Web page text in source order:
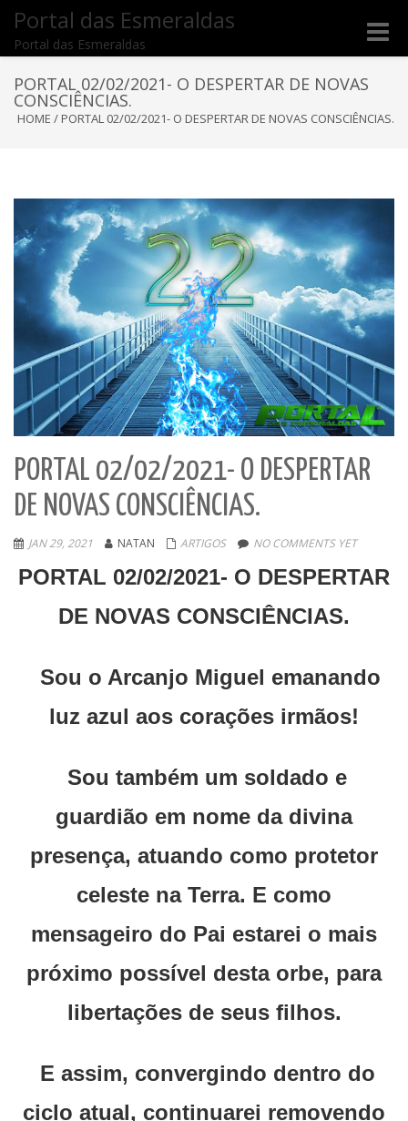
Portal das Esmeraldas
Portal das Esmeraldas
Toggle
PORTAL 02/02/2021- O DESPERTAR DE NOVAS
CONSCIÊNCIAS.
HOME / PORTAL 02/02/2021- O DESPERTAR DE NOVAS CONSCIÊNCIAS.
PORTAL 02/02/2021- O DESPERTAR
DE NOVAS CONSCIÊNCIAS.
JAN 29, 2021 NATAN ARTIGOS NO COMMENTS YET
PORTAL 02/02/2021- O DESPERTAR
DE NOVAS CONSCIÊNCIAS.
Sou o Arcanjo Miguel emanando
luz azul aos corações irmãos!
Sou também um soldado e
guardião em nome da divina
presença, atuando como protetor
celeste na Terra. E como
mensageiro do Pai estarei o mais
próximo possível desta orbe, para
libertações de seus filhos.
E assim, convergindo dentro do
ciclo atual, continuarei removendo